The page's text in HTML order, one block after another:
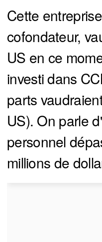
Cette
cofondateur,
US en ce
investi dans
parts
US). On parle
personnel
millions de